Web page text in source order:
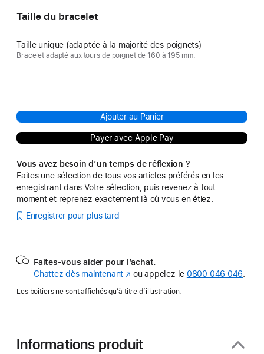
Taille du bracelet
Taille unique (adaptée à la majorité des poignets)
Bracelet adapté aux tours de poignet de 160 à 195 mm.
Ajouter au Panier
Payer avec Apple Pay
Vous avez besoin d’un temps de réflexion ?
Faites une sélection de tous vos articles préférés en les
enregistrant dans Votre sélection, puis revenez à tout
moment et reprenez exactement là où vous en étiez.
Enregistrer pour plus tard
Faites-vous aider pour l’achat.
Chattez dès maintenant (s’ouvre
une
fenêtre)
ou appelez le 0800 046 046.
Les boîtiers ne sont affichés qu’à titre d’illustration.
Informations produit